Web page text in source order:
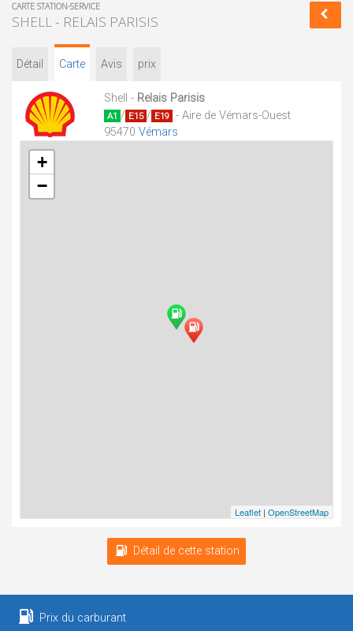
CARTE STATION-SERVICE
SHELL - RELAIS PARISIS
Détail Carte Avis prix
Shell - Relais Parisis
A1 / E15 / E19 - Aire de Vémars-Ouest
95470 Vémars
+
−
Leaflet | OpenStreetMap
Détail de cette station
Prix du carburant